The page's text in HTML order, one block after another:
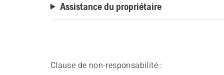
Assistance du propriétaire
Clause de non-responsabilité :